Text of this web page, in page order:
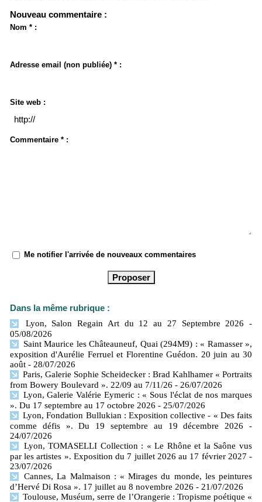
Nouveau commentaire :
Nom * :
Adresse email (non publiée) * :
Site web :
Commentaire * :
Me notifier l'arrivée de nouveaux commentaires
Dans la même rubrique :
Lyon, Salon Regain Art du 12 au 27 Septembre 2026
-
05/08/2026
Saint Maurice les Châteauneuf, Quai (294M9) : « Ramasser »,
exposition d'Aurélie Ferruel et Florentine Guédon. 20 juin au 30
août - 28/07/2026
Paris, Galerie Sophie Scheidecker : Brad Kahlhamer « Portraits
from Bowery Boulevard ». 22/09 au 7/11/26 - 26/07/2026
Lyon, Galerie Valérie Eymeric : « Sous l'éclat de nos marques
». Du 17 septembre au 17 octobre 2026 - 25/07/2026
Lyon, Fondation Bullukian : Exposition collective - « Des faits
comme défis ». Du 19 septembre au 19 décembre 2026
-
24/07/2026
Lyon, TOMASELLI Collection : « Le Rhône et la Saône vus
par les artistes ». Exposition du 7 juillet 2026 au 17 février 2027 -
23/07/2026
Cannes, La Malmaison : « Mirages du monde, les peintures
d’Hervé Di Rosa ». 17 juillet au 8 novembre 2026 - 21/07/2026
Toulouse, Muséum, serre de l’Orangerie : Tropisme poétique «